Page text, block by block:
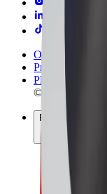
Ogólne Warunki
Prywatność
Pliki cookie
© 2026 Bolt
Produkty
Przejazdy